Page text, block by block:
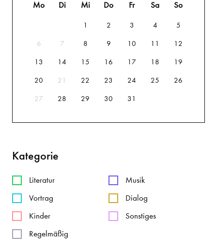
Mo Di Mi Do Fr Sa So
1 2 3 4 5
6 7 8 9 10 11 12
13 14 15 16 17 18 19
20 21 22 23 24 25 26
27 28 29 30 31
Kategorie
Literatur
Musik
Vortrag
Dialog
Kinder
Sonstiges
Regelmäßig